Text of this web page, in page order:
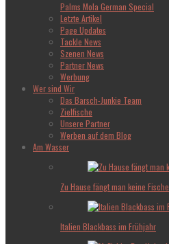
Palms Mola German Special
Letzte Artikel
Page Updates
Tackle News
Szenen News
Partner News
Werbung
Wer sind Wir
Das Barsch-Junkie Team
Zielfische
Unsere Partner
Werben auf dem Blog
Am Wasser
Zu Hause fängt man keine Fische
Italien Blackbass im Frühjahr